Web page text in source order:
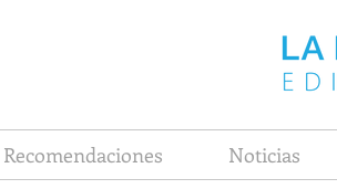
Recomendaciones Noticias